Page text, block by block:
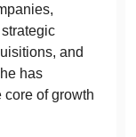
and
has
of growth